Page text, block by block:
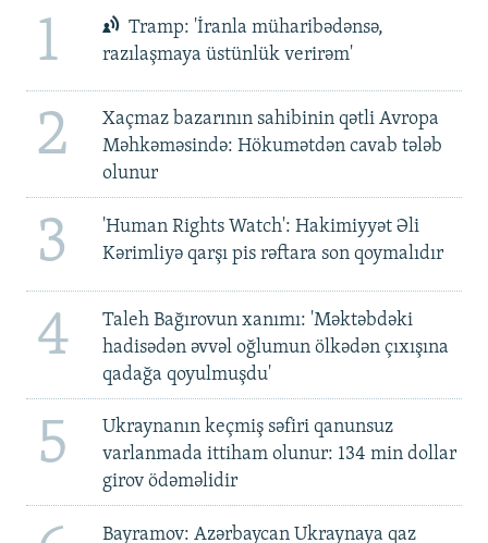
1
Tramp: 'İranla müharibədənsə,
razılaşmaya üstünlük verirəm'
2
Xaçmaz bazarının sahibinin qətli Avropa
Məhkəməsində: Hökumətdən cavab tələb
olunur
3
'Human Rights Watch': Hakimiyyət Əli
Kərimliyə qarşı pis rəftara son qoymalıdır
4
Taleh Bağırovun xanımı: 'Məktəbdəki
hadisədən əvvəl oğlumun ölkədən çıxışına
qadağa qoyulmuşdu'
5
Ukraynanın keçmiş səfiri qanunsuz
varlanmada ittiham olunur: 134 min dollar
girov ödəməlidir
Bayramov: Azərbaycan Ukraynaya qaz